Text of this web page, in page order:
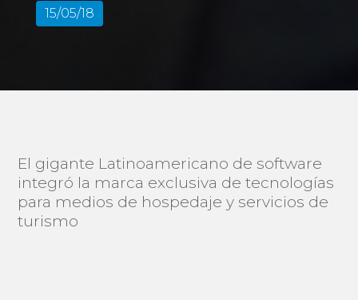
15/05/18
El gigante Latinoamericano de software
integró la marca exclusiva de tecnologías
para medios de hospedaje y servicios de
turismo